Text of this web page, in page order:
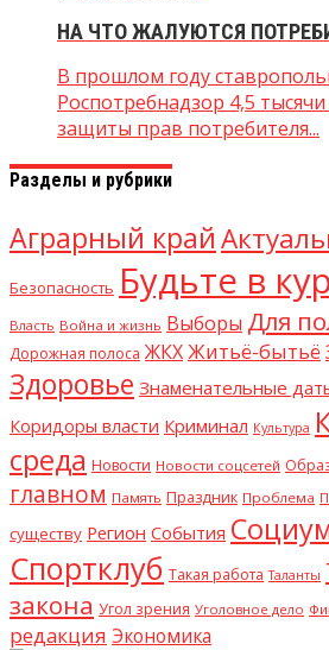
НА ЧТО ЖАЛУЮТСЯ
В прошлом году
Роспотребнадзор 4,5
защиты прав потребителя...
Разделы и рубрики
Аграрный край
Безопасность Будьте в
Власть Война и жизнь Выборы Для
Дорожная полоса ЖКХЖитьё-бытьё
Здоровье Знаменательные
Коридоры власти Криминал Культура
среда Новости Новости соцсетей
главном Память Праздник Проблема
существу Регион События
Спортклуб Такая работа Таланты
закона Угол зрения Уголовное дело
редакция Экономика